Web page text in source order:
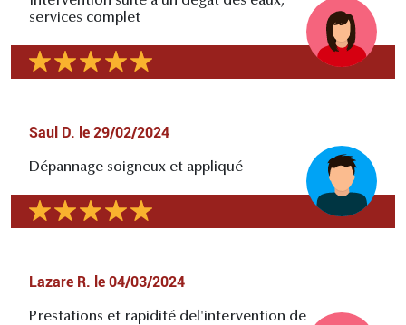
services complet
Saul D. le 29/02/2024
Dépannage soigneux et appliqué
Lazare R. le 04/03/2024
Prestations et rapidité del'intervention de